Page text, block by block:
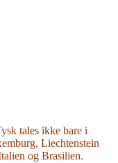
tales ikke bare i
Liechtenstein
og Brasilien.